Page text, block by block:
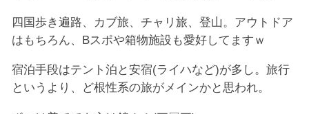
四国歩き遍路、カブ旅、チャリ旅、登山。アウトドア
はもちろん、Bスポや箱物施設も愛好してますｗ
宿泊手段はテント泊と安宿(ライハなど)が多し。旅行
というより、ど根性系の旅がメインかと思われ。